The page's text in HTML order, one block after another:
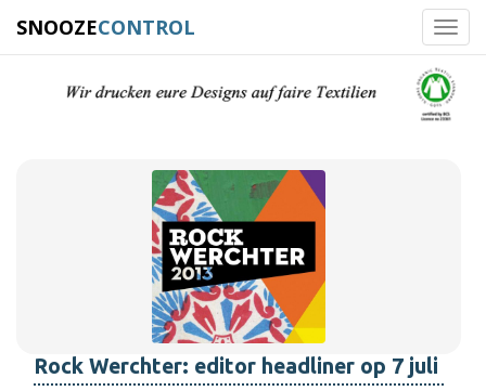
SNOOZECONTROL
Rock Werchter: editor headliner op 7 juli